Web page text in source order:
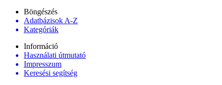
Böngészés
Adatbázisok A-Z
Kategóriák
Információ
Használati útmutató
Impresszum
Keresési segítség